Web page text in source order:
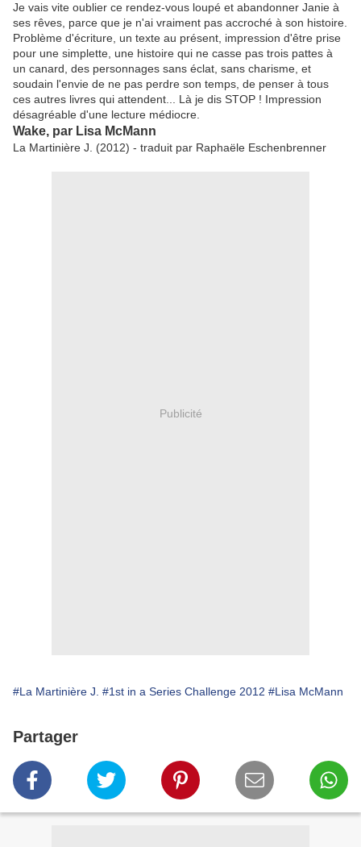
Je vais vite oublier ce rendez-vous loupé et abandonner Janie à
ses rêves, parce que je n'ai vraiment pas accroché à son histoire.
Problème d'écriture, un texte au présent, impression d'être prise
pour une simplette, une histoire qui ne casse pas trois pattes à
un canard, des personnages sans éclat, sans charisme, et
soudain l'envie de ne pas perdre son temps, de penser à tous
ces autres livres qui attendent... Là je dis STOP ! Impression
désagréable d'une lecture médiocre.
Wake, par Lisa McMann
La Martinière J. (2012) - traduit par Raphaële Eschenbrenner
Publicité
#La Martinière J. #1st in a Series Challenge 2012 #Lisa McMann
Partager